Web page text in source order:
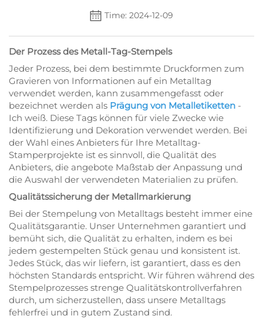
Time: 2024-12-09
Der Prozess des Metall-Tag-Stempels
Jeder Prozess, bei dem bestimmte Druckformen zum
Gravieren von Informationen auf ein Metalltag
verwendet werden, kann zusammengefasst oder
bezeichnet werden als Prägung von Metalletiketten -
Ich weiß. Diese Tags können für viele Zwecke wie
Identifizierung und Dekoration verwendet werden. Bei
der Wahl eines Anbieters für Ihre Metalltag-
Stamperprojekte ist es sinnvoll, die Qualität des
Anbieters, die angebote Maßstab der Anpassung und
die Auswahl der verwendeten Materialien zu prüfen.
Qualitätssicherung der Metallmarkierung
Bei der Stempelung von Metalltags besteht immer eine
Qualitätsgarantie. Unser Unternehmen garantiert und
bemüht sich, die Qualität zu erhalten, indem es bei
jedem gestempelten Stück genau und konsistent ist.
Jedes Stück, das wir liefern, ist garantiert, dass es den
höchsten Standards entspricht. Wir führen während des
Stempelprozesses strenge Qualitätskontrollverfahren
durch, um sicherzustellen, dass unsere Metalltags
fehlerfrei und in gutem Zustand sind.